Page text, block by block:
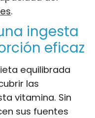
.
ingesta
eficaz
equilibrada
las
vitamina. Sin
sus fuentes